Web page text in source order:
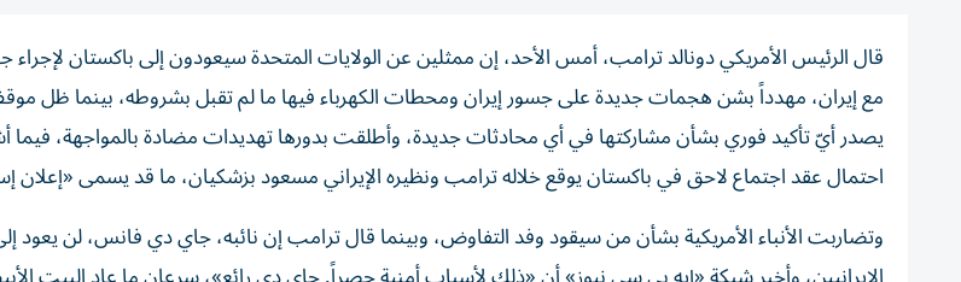
قال الرئيس الأمريكي دونالد ترامب، أمس الأحد، إن ممثلين عن الولايات المتحدة سيعودون إلى باكستان
مع إيران، مهدداً بشن هجمات جديدة على جسور إيران ومحطات الكهرباء ‌فيها ما لم تقبل بشروطه، بينما ظل
يصدر أيّ تأكيد فوري بشأن مشاركتها في أي محادثات جديدة، وأطلقت بدورها تهديدات مضادة بالمواجهة، فيما
احتمال عقد اجتماع لاحق في باكستان يوقع خلاله ترامب ونظيره الإيراني مسعود بزشكيان، ما قد يسمى «إعلان
وتضاربت الأنباء الأمريكية بشأن من سيقود وفد التفاوض، وبينما قال ترامب إن نائبه، جاي دي فانس، لن يعود إلى